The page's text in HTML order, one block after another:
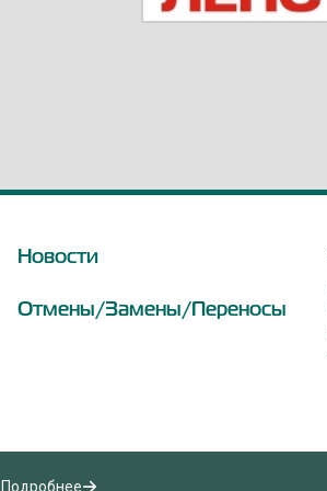
Новости
Отмены/Замены/Переносы
Подробнее